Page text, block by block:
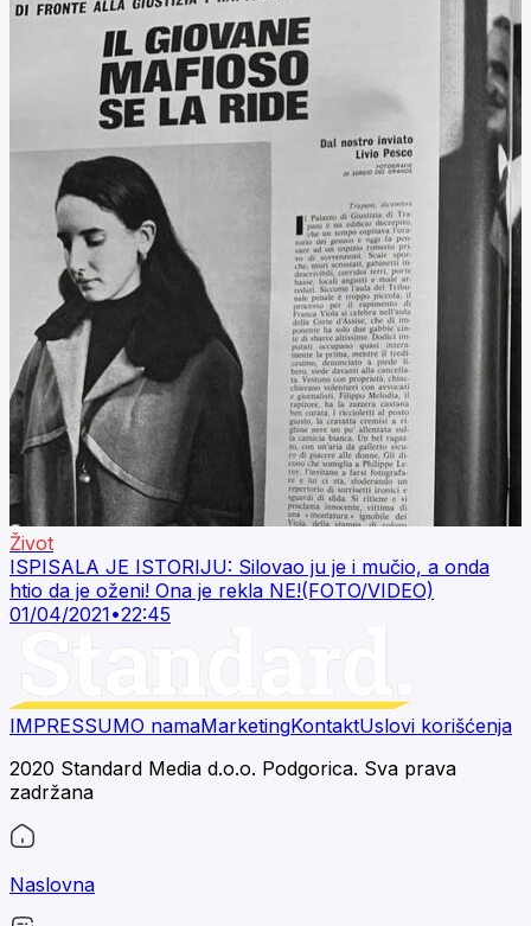
Život
ISPISALA JE ISTORIJU: Silovao ju je i mučio, a onda
htio da je oženi! Ona je rekla NE!(FOTO/VIDEO)
01/04/2021•22:45
IMPRESSUMO namaMarketingKontaktUslovi korišćenja
2020 Standard Media d.o.o. Podgorica. Sva prava
zadržana
Naslovna